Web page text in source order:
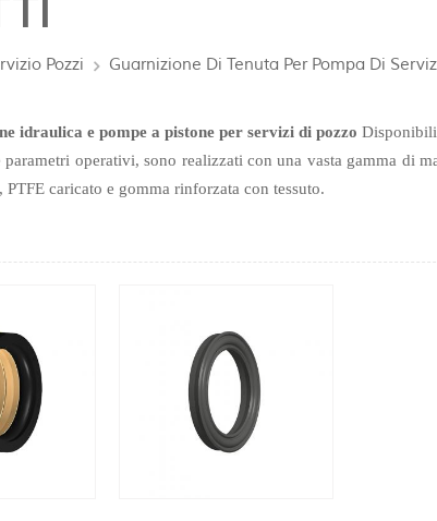
Pozzi Guarnizione Di Tenuta Per Pompa Di
idraulica e pompe a pistone per servizi di pozzo
operativi, sono realizzati con una vasta gamma di
caricato e gomma rinforzata con tessuto.